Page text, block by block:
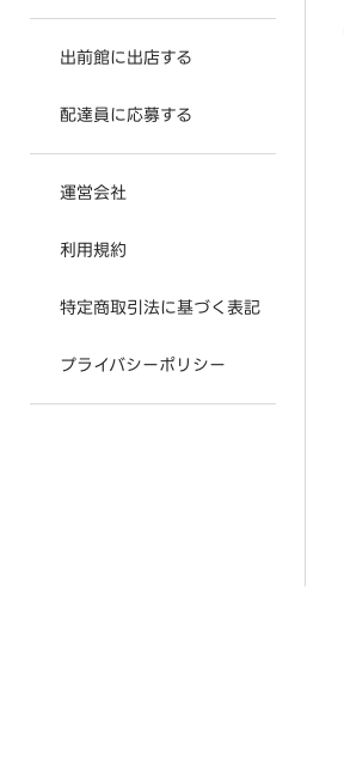
出前館に出店する
配達員に応募する
運営会社
利用規約
特定商取引法に基づく表記
プライバシーポリシー